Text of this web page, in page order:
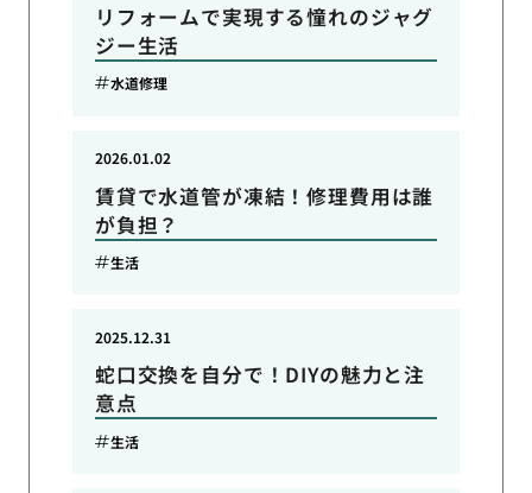
リフォームで実現する憧れのジャグ
ジー生活
水道修理
賃貸で水道管が凍結！修理費用は誰
が負担？
2026.01.02
生活
蛇口交換を自分で！DIYの魅力と注
意点
2025.12.31
生活